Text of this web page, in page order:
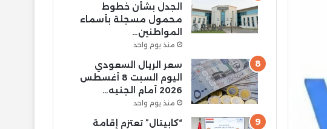
الجدل بشأن خطوط
محمول مسجلة بأسماء
المواطنين…
منذ يوم واحد
سعر الريال السعودي
اليوم السبت 8 أغسطس
2026 أمام الجنيه…
منذ يوم واحد
“كابيتال” تعتزم إقامة